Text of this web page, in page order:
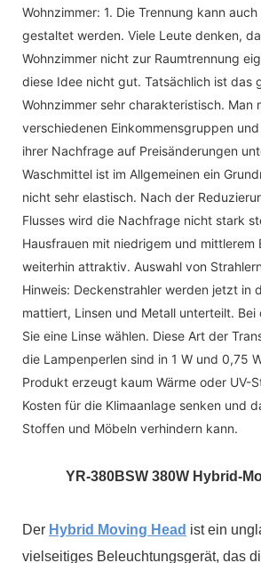
Wohnzimmer: 1. Die Trennung kann
gestaltet werden. Viele Leute denken,
Wohnzimmer nicht zur Raumtrennung
diese Idee nicht gut. Tatsächlich ist das
Wohnzimmer sehr charakteristisch. Man
verschiedenen Einkommensgruppen
ihrer Nachfrage auf Preisänderungen
Waschmittel ist im Allgemeinen ein
nicht sehr elastisch. Nach der
Flusses wird die Nachfrage nicht stark
Hausfrauen mit niedrigem und mittlerem
weiterhin attraktiv. Auswahl von
Hinweis: Deckenstrahler werden jetzt in
mattiert, Linsen und Metall unterteilt. Bei
Sie eine Linse wählen. Diese Art der
die Lampenperlen sind in 1 W und 0,75
Produkt erzeugt kaum Wärme oder UV-
Kosten für die Klimaanlage senken und
Stoffen und Möbeln verhindern kann.
YR-380BSW 380W Hybrid-
Der Hybrid Moving Head ist ein
vielseitiges Beleuchtungsgerät, das